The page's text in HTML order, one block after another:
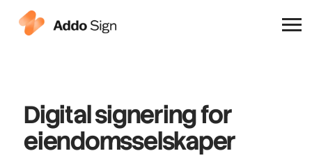
Hvorfor Addo Sign
Digital signeringfor
eiendomsselskaper